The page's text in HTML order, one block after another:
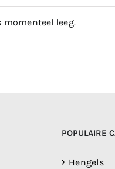
leeg.
POPULAIRE
Hengels